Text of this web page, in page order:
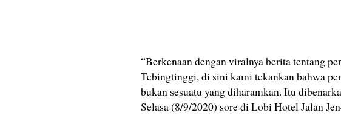
“Berkenaan dengan viralnya berita tentang
Tebingtinggi, di sini kami tekankan bahwa
bukan sesuatu yang diharamkan. Itu
Selasa (8/9/2020) sore di Lobi Hotel Jalan